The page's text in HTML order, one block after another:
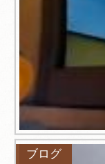
ブログ